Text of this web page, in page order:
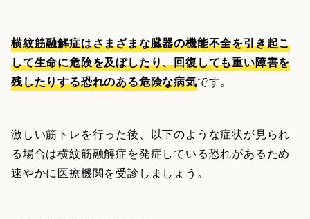
横紋筋融解症はさまざまな臓器の機能不全を引き起こ
して生命に危険を及ぼしたり、回復しても重い障害を
残したりする恐れのある危険な病気です。
激しい筋トレを行った後、以下のような症状が見られ
る場合は横紋筋融解症を発症している恐れがあるため
速やかに医療機関を受診しましょう。